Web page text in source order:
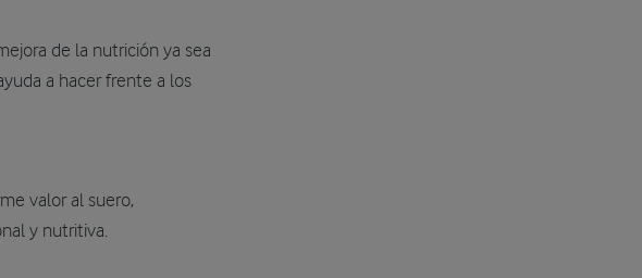
de la nutrición ya sea
a hacer frente a los
valor al suero,
y nutritiva.